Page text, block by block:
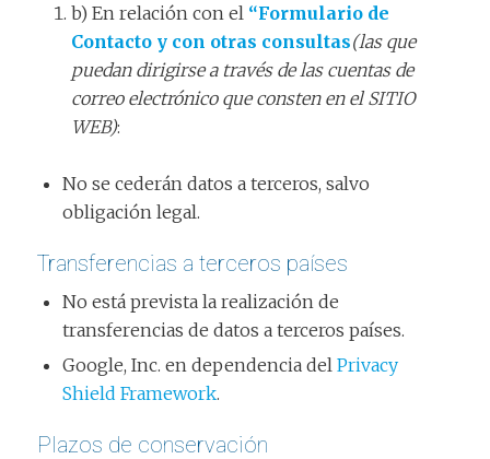
b) En relación con el “Formulario de
Contacto y con otras consultas(las que
puedan dirigirse a través de las cuentas de
correo electrónico que consten en el SITIO
WEB):
No se cederán datos a terceros, salvo
obligación legal.
Transferencias a terceros países
No está prevista la realización de
transferencias de datos a terceros países.
Google, Inc. en dependencia del Privacy
Shield Framework.
Plazos de conservación